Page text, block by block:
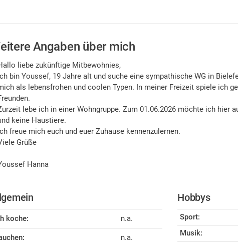
Angaben über mich
liebe zukünftige Mitbewohnies,
bin Youssef, 19 Jahre alt und suche eine sympathische WG in
als lebensfrohen und coolen Typen. In meiner Freizeit spiele ich
lebe ich in einer Wohngruppe. Zum 01.06.2026 möchte ich hier
keine Haustiere.
freue mich euch und euer Zuhause kennenzulernen.
Grüße
Hanna
koche: n.a.
n.a.
Hobbys
Sport:
Musik: